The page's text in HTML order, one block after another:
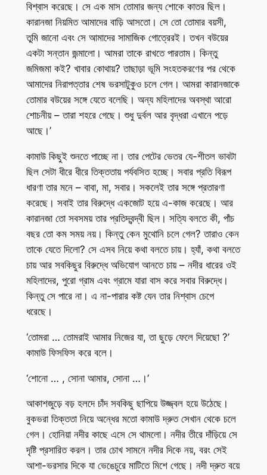
বিশ্বাস করেছে। সে এক মাস তোমার জন্য শোকে কাতর ছিল।
কারানজা নিয়মিত আমাদের বাড়ি আসতো। সে তো তোমার বয়সী,
তুমি জানো এবং সে আমাদের সামাজিক গোত্রেরই। তখন বউয়ের
একটা সন্তান জন্মালো। আমরা তাকে রাখতে পারতাম। কিন্তু
জমিজমা কই? খাবার কোথায়? তাছাড়া ভূমি সংহতকরণের পর থেকে
আমাদের নিরাপত্তার শেষ ভরসাটুকুও চলে গেল। আমরা কারানজাকে
তোমার বউয়ের সঙ্গে যেতে বলেছি। অন্য মহিলাদের অবস্থা আরো
শোচনীয় – তারা শহরে গেছে। শুধু দুর্বল আর বৃদ্ধরা এখানে পড়ে
আছে।’
কামাউ কিছুই শুনতে পাচ্ছে না। তার পেটের ভেতর যে-শীতল ভাবটা
ছিল সেটা ধীরে ধীরে তিক্ততায় পর্যবসিত হচ্ছে। সবার প্রতি বিরূপ
ধারণা তার মনে – বাবা, মা, সবার। সকলেই তার সঙ্গে প্রতারণা
করেছে। সবাই তার বিরুদ্ধে একজোট হয়ে এ-কাজ করেছে। আর
কারানজা তো সবসময় তার প্রতিদ্বন্দ্বী ছিল। সত্যি বলতে কী, পাঁচ
বছর তো কম সময় নয়। কিন্তু কেন মুথোনি চলে গেল? তারাও কেন
তাকে যেতে দিলো? সে এসব নিয়ে কথা বলতে চায়। হ্যাঁ, কথা বলতে
চায় আর সবকিছুর বিরুদ্ধে অভিযোগ আনতে চায় – নদীর ধারের ওই
মহিলাদের, পুরো গ্রাম এবং গ্রামে যারা বাস করে সবার বিরুদ্ধে।
কিন্তু সে পারে না। এ না-পারার কষ্ট যেন তার নিশ্বাস চেপে
ধরেছে।
‘তোমরা … তোমরাই আমার নিজের যা, তা ছুড়ে ফেলে দিয়েছো ?’
কামাউ ফিসফিস করে বলে।
‘শোনো … , সোনা আমার, সোনা …।’
আকাশজুড়ে বড় হলদে চাঁদ সবকিছু ছাপিয়ে উজ্জ্বল হয়ে উঠেছে।
বুকভরা তিক্ততা নিয়ে অন্ধের মতো কামাউ দ্রুত সেখান থেকে চলে
গেল। হোনিয়া নদীর কাছে এসে সে থামলো। নদীর তীরে দাঁড়িয়ে সে
দৃষ্টি প্রসারিত করল। তার চোখ সামনে নদীর দিকে নয়, বরং সেই
আশা-ভরসার দিকে যা ভেঙেচুরে মাটিতে মিশে গেছে। নদী দ্রুত বয়ে